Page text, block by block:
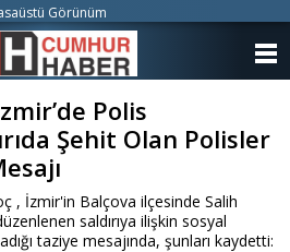
Polis
Şehit Olan Polisler
, İzmir'in Balçova ilçesinde Salih
saldırıya ilişkin sosyal
taziye mesajında, şunları kaydetti:
Görünüm
KATEGORİLER
ANKETLER